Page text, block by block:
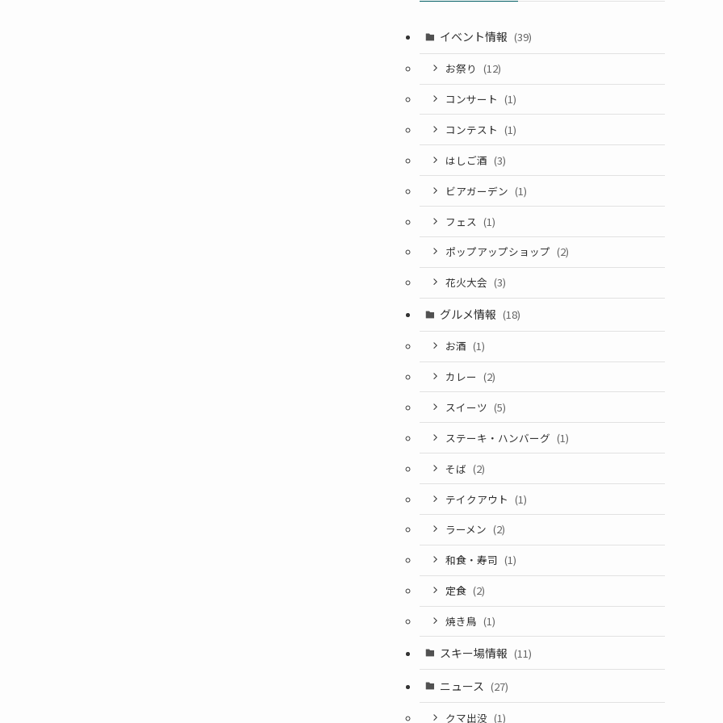
イベント情報 (39)
お祭り (12)
コンサート (1)
コンテスト (1)
はしご酒 (3)
ビアガーデン (1)
フェス (1)
ポップアップショップ (2)
花火大会 (3)
グルメ情報 (18)
お酒 (1)
カレー (2)
スイーツ (5)
ステーキ・ハンバーグ (1)
そば (2)
テイクアウト (1)
ラーメン (2)
和食・寿司 (1)
定食 (2)
焼き鳥 (1)
スキー場情報 (11)
ニュース (27)
クマ出没 (1)